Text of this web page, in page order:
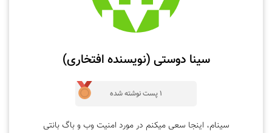
سینا دوستی (نویسنده افتخاری)
1 پست نوشته شده
سینام، اینجا سعی میکنم در مورد امنیت وب و باگ بانتی